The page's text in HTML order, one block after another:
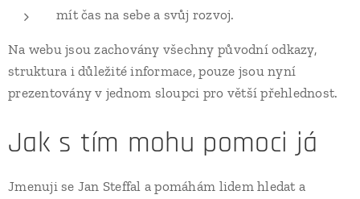
mít čas na sebe a svůj rozvoj.
Na webu jsou zachovány všechny původní odkazy,
struktura i důležité informace, pouze jsou nyní
prezentovány v jednom sloupci pro větší přehlednost.
Jak s tím mohu pomoci já
Jmenuji se Jan Steffal a pomáhám lidem hledat a